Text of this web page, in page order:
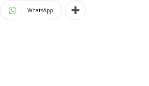
WhatsApp